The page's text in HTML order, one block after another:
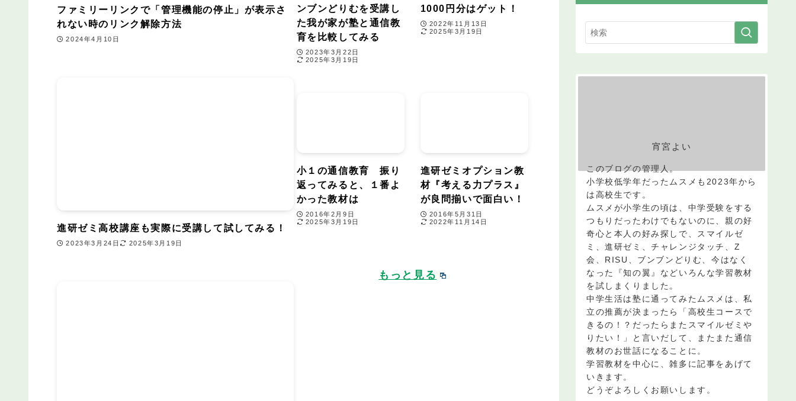
ファミリーリンクで「管理機能の停止」が表示さ
れない時のリンク解除方法
2024年4月10日
進研ゼミ高校講座も実際に受講して試してみる！
2023年3月24日 2025年3月19日
ンブンどりむを受講し
た我が家が塾と通信教
育を比較してみる
2023年3月22日
2025年3月19日
1000円分はゲット！
2022年11月13日
2025年3月19日
小１の通信教育 振り
返ってみると、１番よ
かった教材は
2016年2月9日
2025年3月19日
進研ゼミオプション教
材『考える力プラス』
が良問揃いで面白い！
2016年5月31日
2022年11月14日
もっと見る
宵宮よい
このブログの管理人。
小学校低学年だったムスメも2023年から
は高校生です。
ムスメが小学生の頃は、中学受験をする
つもりだったわけでもないのに、親の好
奇心と本人の好み探しで、スマイルゼ
ミ、進研ゼミ、チャレンジタッチ、Z
会、RISU、ブンブンどりむ、今はなく
なった『知の翼』などいろんな学習教材
を試しまくりました。
中学生活は塾に通ってみたムスメは、私
立の推薦が決まったら「高校生コースで
きるの！？だったらまたスマイルゼミや
りたい！」と言いだして、またまた通信
教材のお世話になることに。
学習教材を中心に、雑多に記事をあげて
いきます。
どうぞよろしくお願いします。